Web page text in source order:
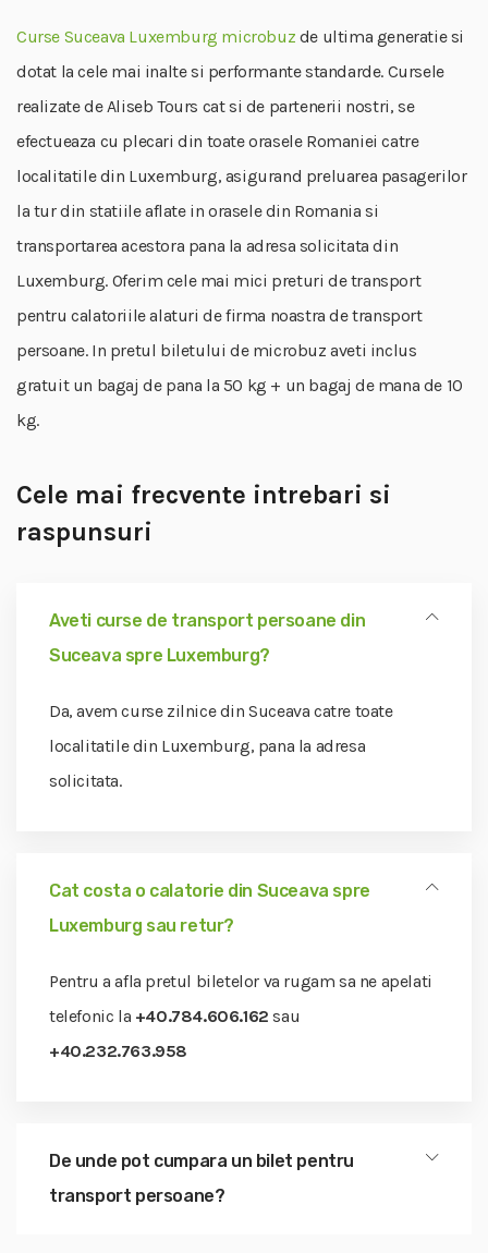
Curse Suceava Luxemburg microbuz de ultima generatie si
dotat la cele mai inalte si performante standarde. Cursele
realizate de Aliseb Tours cat si de partenerii nostri, se
efectueaza cu plecari din toate orasele Romaniei catre
localitatile din Luxemburg, asigurand preluarea pasagerilor
la tur din statiile aflate in orasele din Romania si
transportarea acestora pana la adresa solicitata din
Luxemburg. Oferim cele mai mici preturi de transport
pentru calatoriile alaturi de firma noastra de transport
persoane. In pretul biletului de microbuz aveti inclus
gratuit un bagaj de pana la 50 kg + un bagaj de mana de 10
kg.
Cele mai frecvente intrebari si
raspunsuri
Aveti curse de transport persoane din
Suceava spre Luxemburg?
Da, avem curse zilnice din Suceava catre toate
localitatile din Luxemburg, pana la adresa
solicitata.
Cat costa o calatorie din Suceava spre
Luxemburg sau retur?
Pentru a afla pretul biletelor va rugam sa ne apelati
telefonic la +40.784.606.162 sau
+40.232.763.958
De unde pot cumpara un bilet pentru
transport persoane?